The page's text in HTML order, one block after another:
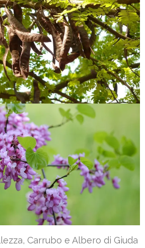
Carrubo e Albero di Giuda